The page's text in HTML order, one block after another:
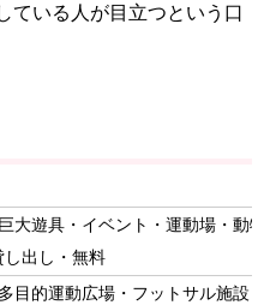
ている人が目立つという口
大遊具・イベント・運動場・動
し出し・無料
目的運動広場・フットサル施設